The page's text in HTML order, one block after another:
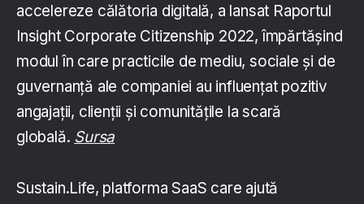
accelereze călătoria digitală, a lansat Raportul
Insight Corporate Citizenship 2022, împărtășind
modul în care practicile de mediu, sociale și de
guvernanță ale companiei au influențat pozitiv
angajații, clienții și comunitățile la scară
globală. Sursa
Sustain.Life, platforma SaaS care ajută